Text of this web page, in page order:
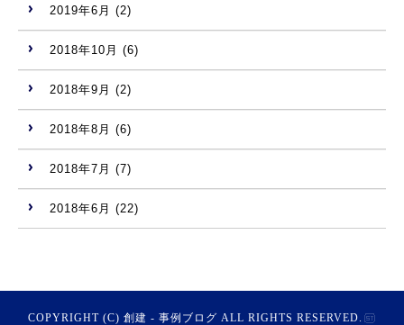
2019年6月 (2)
2018年10月 (6)
2018年9月 (2)
2018年8月 (6)
2018年7月 (7)
2018年6月 (22)
COPYRIGHT (C) 創建 - 事例ブログ ALL RIGHTS RESERVED.